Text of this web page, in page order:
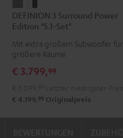
3
Surround
Power
"5.1-
Anthrazit
3
Surround
Power
"5.1-
Weiß
DEFINION 3 Surround Power
Edition "5.1-Set"
Mit extra großem Subwoofer für
größere Räume
€ 3.799,99
€ 4.199, 99 Originalpreis